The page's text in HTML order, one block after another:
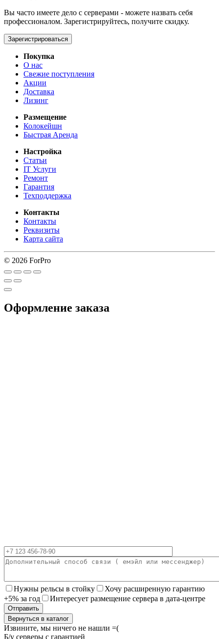
Вы часто имеете дело с серверами - можете назвать себя
профессионалом. Зарегистрируйтесь, получите скидку.
Зарегистрироваться
Покупка
О нас
Свежие поступления
Акции
Доставка
Лизинг
Размещение
Колокейшн
Быстрая Аренда
Настройка
Статьи
IT Услуги
Ремонт
Гарантия
Техподдержка
Контакты
Контакты
Реквизиты
Карта сайта
© 2026 ForPro
Оформление заказа
Нужны рельсы в стойку
Хочу расширенную гарантию
+5% за год
Интересует размещение сервера в дата-центре
Вернуться в каталог
Извините, мы ничего не нашли =(
Б/у серверы с гарантией